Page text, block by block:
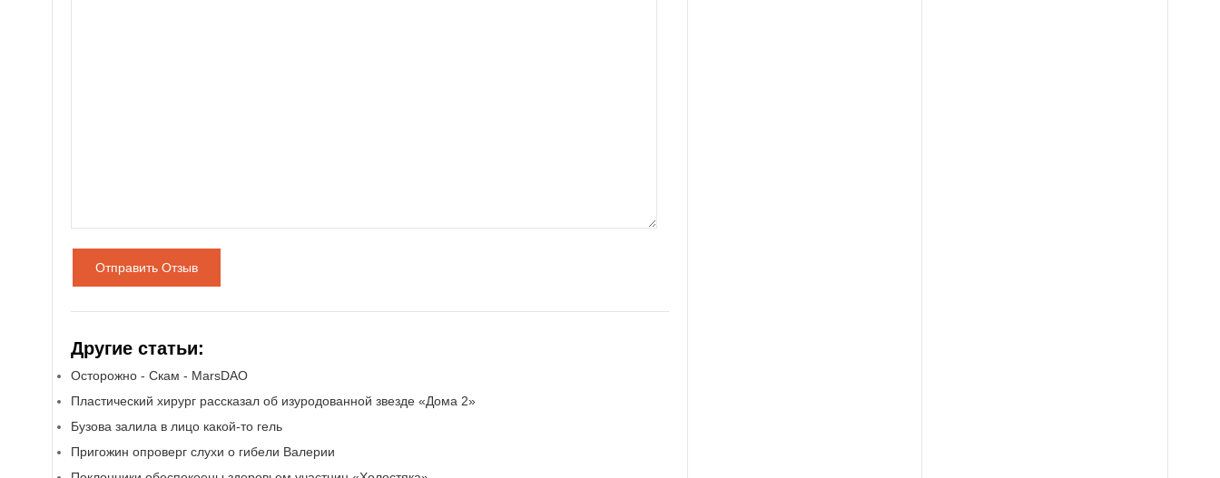
Отправить Отзыв
Другие статьи:
Осторожно - Скам - MarsDAO
Пластический хирург рассказал об изуродованной звезде «Дома 2»
Бузова залила в лицо какой-то гель
Пригожин опроверг слухи о гибели Валерии